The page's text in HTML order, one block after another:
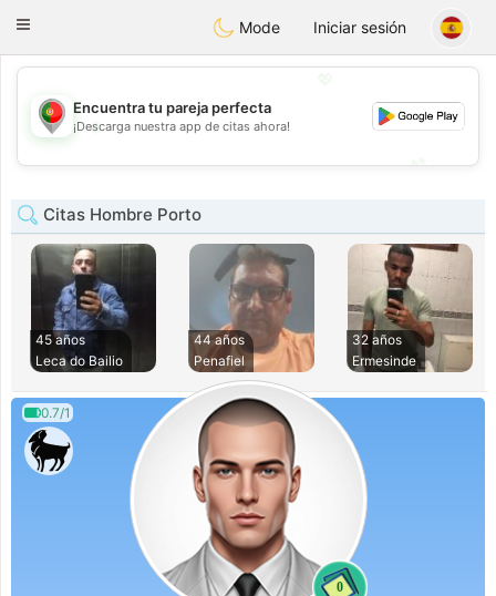
namoroPortugues
Toggle
Mode Iniciar sesión
💖
💕
Encuentra tu pareja perfecta
¡Descarga nuestra app de citas ahora!
Citas Hombre Porto
45 años
Leca do Bailio
44 años
Penafiel
32 años
Ermesinde
0.7/1
0